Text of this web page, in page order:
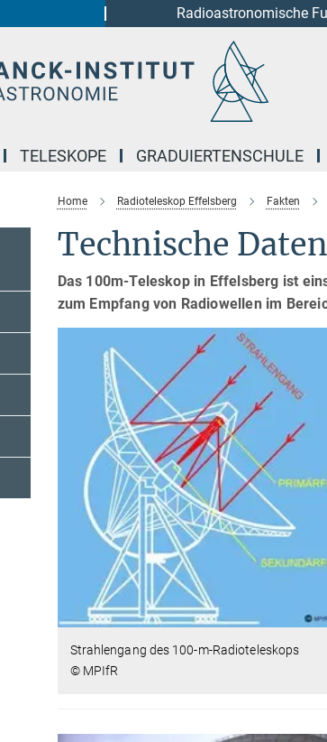
Radioastronomische
TELESKOPE GRADUIERTENSCHULE
Home Radioteleskop Effelsberg Fakten
Technische Daten
Das 100m-Teleskop in Effelsberg ist
zum Empfang von Radiowellen im
Strahlengang des 100-m-Radioteleskops
© MPIfR